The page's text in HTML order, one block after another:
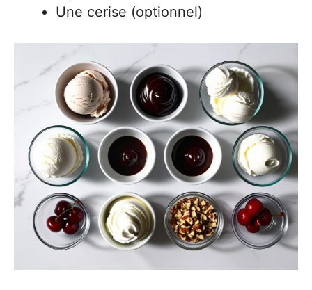
Une cerise (optionnel)